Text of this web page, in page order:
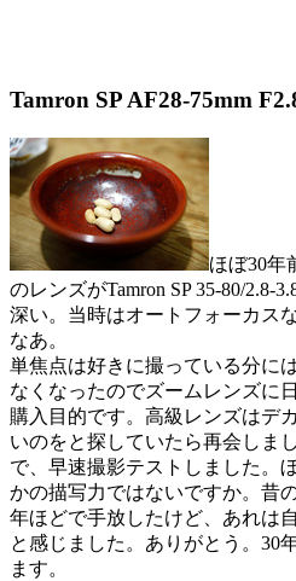
Tamron SP AF28-75mm
ほぼ30年
のレンズがTamron SP 35-80/2.8-
深い。当時はオートフォーカス
なあ。
単焦点は好きに撮っている分に
なくなったのでズームレンズに
購入目的です。高級レンズはデ
いのをと探していたら再会しまし
で、早速撮影テストしました。
かの描写力ではないですか。昔
年ほどで手放したけど、あれは
と感じました。ありがとう。30
ます。